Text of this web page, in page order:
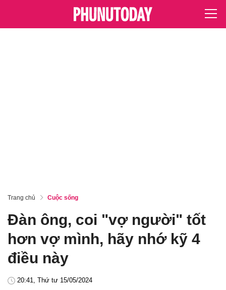
Trang chủ Cuộc sống
Đàn ông, coi "vợ người" tốt
hơn vợ mình, hãy nhớ kỹ 4
điều này
20:41, Thứ tư 15/05/2024